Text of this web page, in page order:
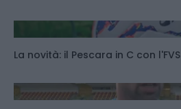
La novità: il Pescara in C con l'FVS